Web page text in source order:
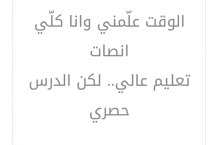
الوقت علّمني وانا كلّي
انصات
تعليم عالي.. لكن الدرس
حصري